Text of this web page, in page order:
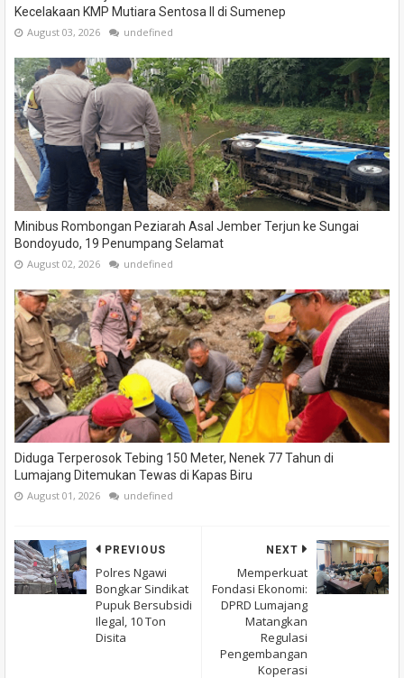
Kecelakaan KMP Mutiara Sentosa II di Sumenep
August 03, 2026 undefined
Minibus Rombongan Peziarah Asal Jember Terjun ke Sungai
Bondoyudo, 19 Penumpang Selamat
August 02, 2026 undefined
Diduga Terperosok Tebing 150 Meter, Nenek 77 Tahun di
Lumajang Ditemukan Tewas di Kapas Biru
August 01, 2026 undefined
NEXT
Memperkuat
Fondasi Ekonomi:
DPRD Lumajang
Matangkan
Regulasi
Pengembangan
Koperasi
PREVIOUS
Polres Ngawi
Bongkar Sindikat
Pupuk Bersubsidi
Ilegal, 10 Ton
Disita